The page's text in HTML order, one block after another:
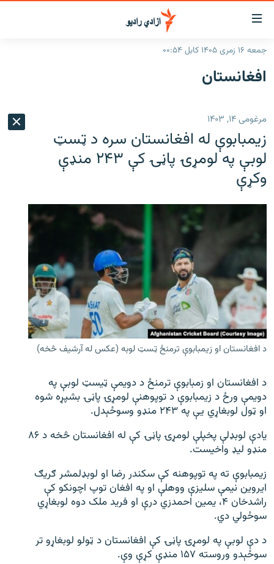
د
لاسرسۍ
وړ
لېنکونه
اصلي
ورتلل
اصلي
مېنو
ورتلل
مراجعه
کورپاڼه
راپورونه
سیمه
منځنی ختیځ
نړۍ
افغانستان
د خپرونو جدول
مرکې
اونیزې خپرونې
انځوریزه برخه
ورزش
د کډوالۍ بحران
اړیکه
دري پاڼه
Azadi English
د ازادې اروپا/ ازادي راډيو ټولې پاڼې
جمعه ۱۶ زمری ۱۴۰۵ کابل ۰۰:۵۴
افغانستان
مرغومی ۱۴, ۱۴۰۳
زیمبابوې له افغانستان سره د ټسټ
لوبې په لومړۍ پاڼۍ کې ۲۴۳ منډې
وکړې
د افغانستان او زیمبابوې ترمنځ ټسټ لوبه (عکس له آرشیف څخه)
د افغانستان او زمبابوې ترمنځ د دویمې ټیسټ لوبې په
دویمې ورځ د زیمبابوې د توپوهنې لومړۍ پاڼۍ بشپړه شوه
او ټول لوبغاړي یې په ۲۴۳ منډو وسوځېدل.
یادې لوبډلې پخپلې لومړۍ پاڼۍ کې له افغانستان څخه د ۸۶
منډو لیډ واخیست.
زیمبابوې ته په توپوهنه کې سکندر رضا او لوبډلمشر ګریګ
ایروین نیمې سلیزې ووهلې او په افغان توپ اچونکو کې
راشدخان ۴، یمین احمدزي درې او فرید ملک دوه لوبغاړي
سوځولي دي.
د دې لوبې په لومړۍ پاڼۍ کې افغانستان د ټولو لوبغاړو تر
سوځېدو وروسته ۱۵۷ منډې کړې وې.